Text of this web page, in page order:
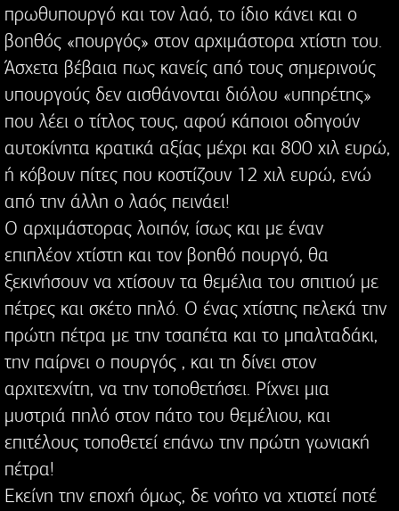
πρωθυπουργό και τον λαό, το ίδιο κάνει και ο
βοηθός «πουργός» στον αρχιμάστορα χτίστη του.
Άσχετα βέβαια πως κανείς από τους σημερινούς
υπουργούς δεν αισθάνονται διόλου «υπηρέτης»
που λέει ο τίτλος τους, αφού κάποιοι οδηγούν
αυτοκίνητα κρατικά αξίας μέχρι και 800 χιλ ευρώ,
ή κόβουν πίτες που κοστίζουν 12 χιλ ευρώ, ενώ
από την άλλη ο λαός πεινάει!
Ο αρχιμάστορας λοιπόν, ίσως και με έναν
επιπλέον χτίστη και τον βοηθό πουργό, θα
ξεκινήσουν να χτίσουν τα θεμέλια του σπιτιού με
πέτρες και σκέτο πηλό. Ο ένας χτίστης πελεκά την
πρώτη πέτρα με την τσαπέτα και το μπαλταδάκι,
την παίρνει ο πουργός , και τη δίνει στον
αρχιτεχνίτη, να την τοποθετήσει. Ρίχνει μια
μυστριά πηλό στον πάτο του θεμέλιου, και
επιτέλους τοποθετεί επάνω την πρώτη γωνιακή
πέτρα!
Εκείνη την εποχή όμως, δε νοήτο να χτιστεί ποτέ